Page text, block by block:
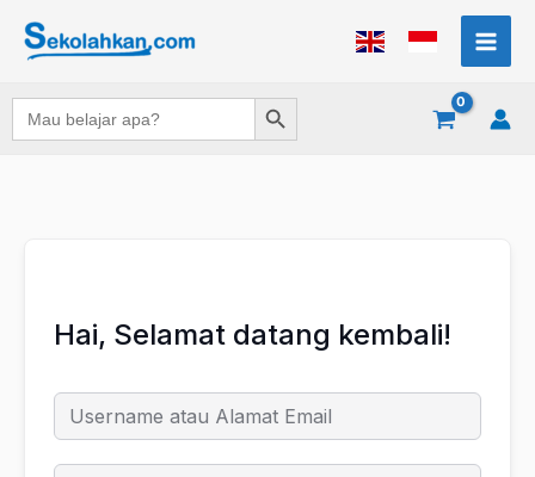
Search
for:
Search Button
Hai, Selamat datang kembali!